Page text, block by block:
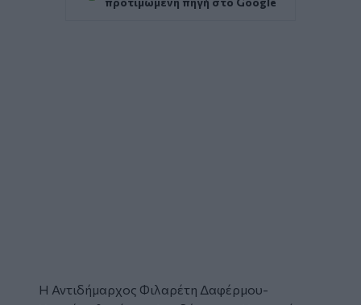
Η Αντιδήμαρχος Φιλαρέτη Δαφέρμου-